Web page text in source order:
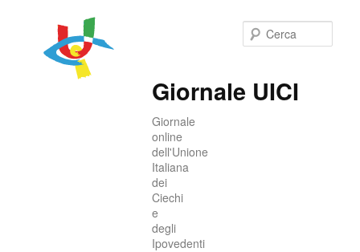
Giornale UICI
Giornale
online
dell'Unione
Italiana
dei
Ciechi
e
degli
Ipovedenti